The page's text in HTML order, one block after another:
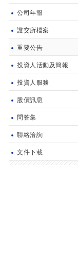
公司年報
證交所檔案
重要公告
投資人活動及簡報
投資人服務
股價訊息
問答集
聯絡洽詢
文件下載